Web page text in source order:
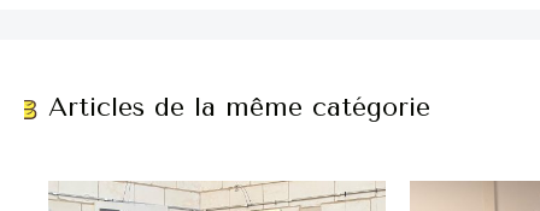
Articles de la même catégorie